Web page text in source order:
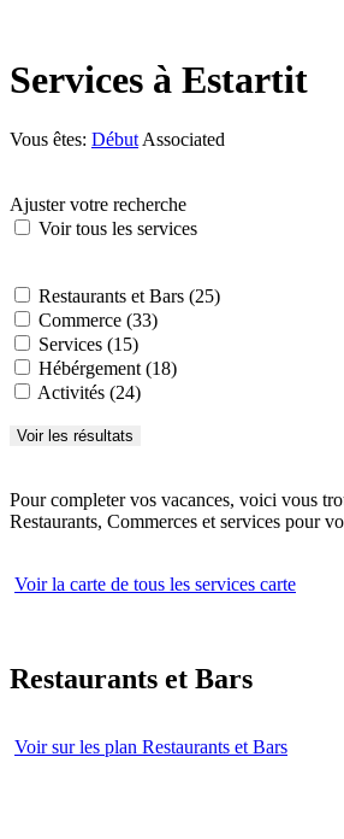
Services à Estartit
Vous êtes: Début Associated
Ajuster votre recherche
Voir tous les services
Restaurants et Bars (25)
Commerce (33)
Services (15)
Hébérgement (18)
Activités (24)
Pour completer vos vacances, voici vous
Restaurants, Commerces et services pour
Voir la carte de tous les services carte
Restaurants et Bars
Voir sur les plan Restaurants et Bars